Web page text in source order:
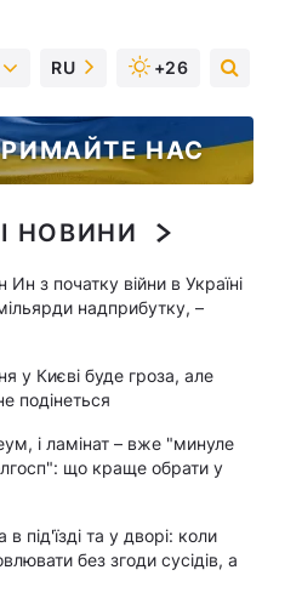
RU +26
НАС
НОВИНИ
Ин з початку війни в Україні
надприбутку, –
у Києві буде гроза, але
подінеться
і ламінат – вже "минуле
що краще обрати у
під'їзді та у дворі: коли
без згоди сусідів, а